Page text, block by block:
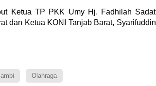
Ketua TP PKK Umy Hj. Fadhilah
dan Ketua KONI Tanjab Barat,
Olahraga